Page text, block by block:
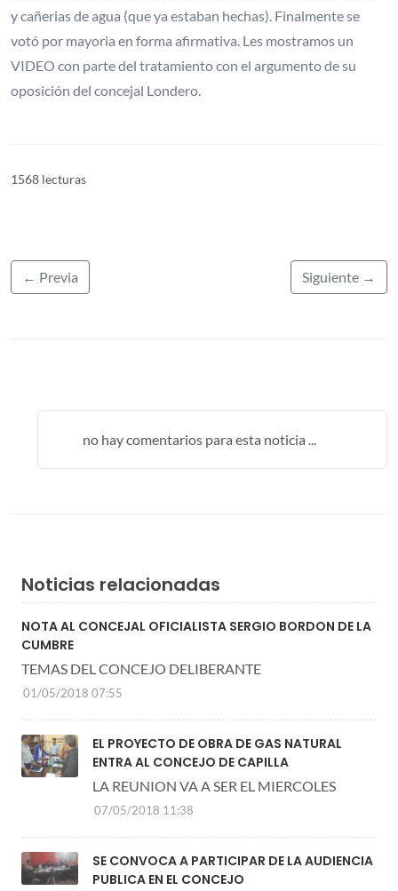
y cañerias de agua (que ya estaban hechas). Finalmente se
votó por mayoria en forma afirmativa. Les mostramos un
VIDEO con parte del tratamiento con el argumento de su
oposición del concejal Londero.
1568 lecturas
← Previa Siguiente →
no hay comentarios para esta noticia ...
Noticias relacionadas
NOTA AL CONCEJAL OFICIALISTA SERGIO BORDON DE LA
CUMBRE
TEMAS DEL CONCEJO DELIBERANTE
01/05/2018 07:55
EL PROYECTO DE OBRA DE GAS NATURAL
ENTRA AL CONCEJO DE CAPILLA
LA REUNION VA A SER EL MIERCOLES
07/05/2018 11:38
SE CONVOCA A PARTICIPAR DE LA AUDIENCIA
PUBLICA EN EL CONCEJO